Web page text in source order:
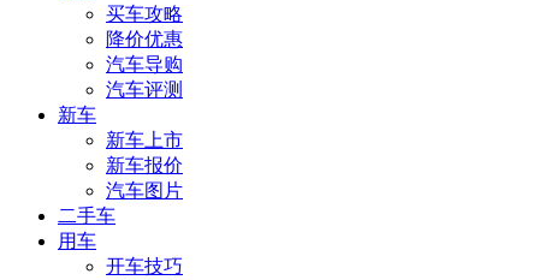
买车攻略
降价优惠
汽车导购
汽车评测
新车
新车上市
新车报价
汽车图片
二手车
用车
开车技巧